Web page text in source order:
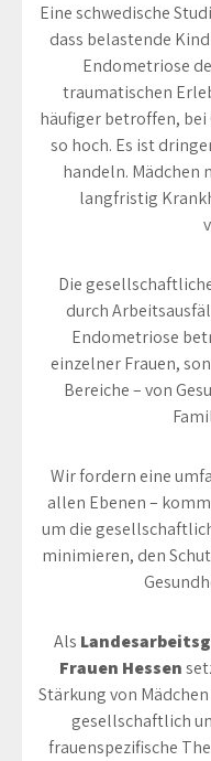
Eine schwedische
dass belastende
Endometriose
traumatischen
häufiger betroffen,
so hoch. Es ist
handeln. Mädchen
langfristig
Die
durch
Endometriose
einzelner Frauen,
Bereiche – von
Wir fordern eine
allen Ebenen –
um die
minimieren, den
Als
Frauen Hessen
Stärkung von
gesellschaftlich
frauenspezifische